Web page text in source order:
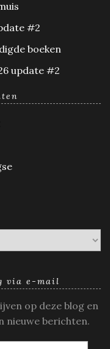
#2
boeken
update #2
via e-mail
op deze blog en
nieuwe berichten.